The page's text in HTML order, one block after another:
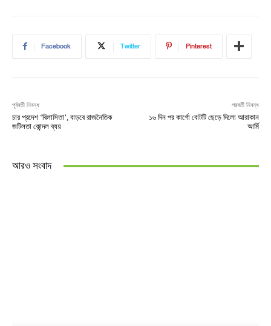
Facebook Twitter Pinterest
পূর্ববর্তী নিবন্ধ
চার প্রদেশ ‘বিলাসিতা’, বাড়বে রাজনৈতিক
জটিলতা কোন্দল ব্যয়
পরবর্তী নিবন্ধ
১৬ দিন পর কার্গো বোটটি ছেড়ে দিলো আরাকান
আর্মি
আরও সংবাদ